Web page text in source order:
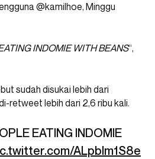
@kamilhoe, Minggu
INDOMIE WITH BEANS“,
sudah disukai lebih dari
retweet lebih dari 2,6 ribu kali.
EATING INDOMIE
ALpbIm1S8e